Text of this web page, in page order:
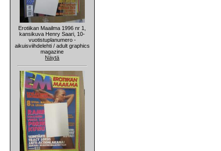
Erotiikan Maailma 1996 nr 1,
kansikuva Henry Saari, 10-
vuotistuplanumero -
aikuisviihdelehti / adult graphics
magazine
Näytä